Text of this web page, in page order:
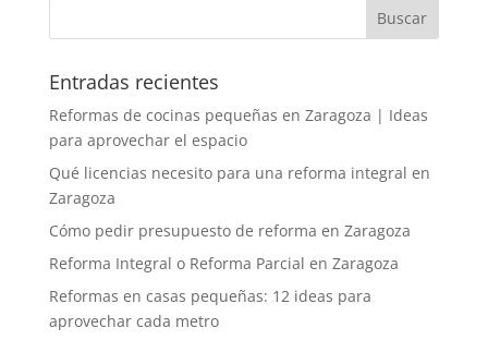
Entradas recientes
Reformas de cocinas pequeñas en Zaragoza | Ideas
para aprovechar el espacio
Qué licencias necesito para una reforma integral en
Zaragoza
Cómo pedir presupuesto de reforma en Zaragoza
Reforma Integral o Reforma Parcial en Zaragoza
Reformas en casas pequeñas: 12 ideas para
aprovechar cada metro